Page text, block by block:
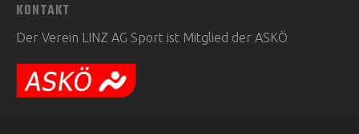
KONTAKT
Der Verein LINZ AG Sport ist Mitglied der ASKÖ